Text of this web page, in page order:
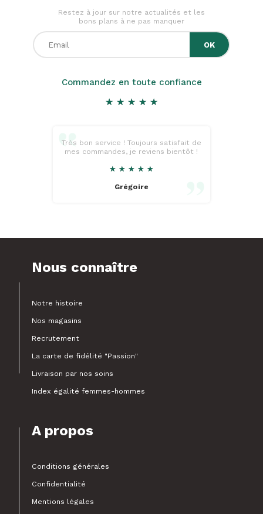
Restez à jour sur notre actualités et les
bons plans à ne pas manquer
Commandez en toute confiance
★ ★ ★ ★ ★
★ ★ ★ ★ ★
Très bon service ! Toujours satisfait de
mes commandes, je reviens bientôt !
★ ★ ★ ★ ★
★ ★ ★ ★ ★
Grégoire
Nous connaître
Notre histoire
Nos magasins
Recrutement
La carte de fidélité "Passion"
Livraison par nos soins
Index égalité femmes-hommes
A propos
Conditions générales
Confidentialité
Mentions légales